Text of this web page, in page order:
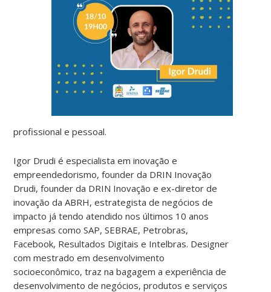
profissional e pessoal.
Igor Drudi é especialista em inovação e
empreendedorismo, founder da DRIN Inovação
Drudi, founder da DRIN Inovação e ex-diretor de
inovação da ABRH, estrategista de negócios de
impacto já tendo atendido nos últimos 10 anos
empresas como SAP, SEBRAE, Petrobras,
Facebook, Resultados Digitais e Intelbras. Designer
com mestrado em desenvolvimento
socioeconômico, traz na bagagem a experiência de
desenvolvimento de negócios, produtos e serviços